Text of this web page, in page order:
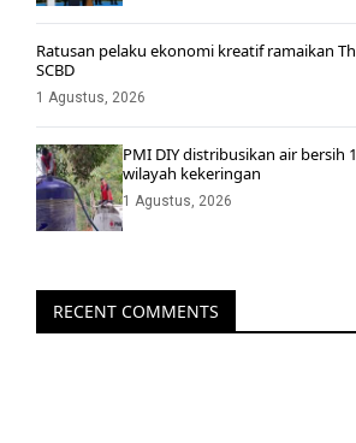
Ratusan pelaku ekonomi kreatif ramaikan
SCBD
1 Agustus, 2026
PMI DIY distribusikan air bersih
wilayah kekeringan
1 Agustus, 2026
RECENT COMMENTS